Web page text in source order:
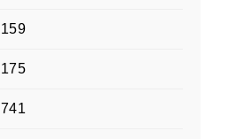
159
175
741